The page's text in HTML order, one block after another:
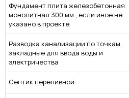
Фундамент плита железобетонная
монолитная 300 мм., если иное не
указано в проекте
Разводка канализации по точкам,
закладные для ввода воды и
электричества
Септик переливной